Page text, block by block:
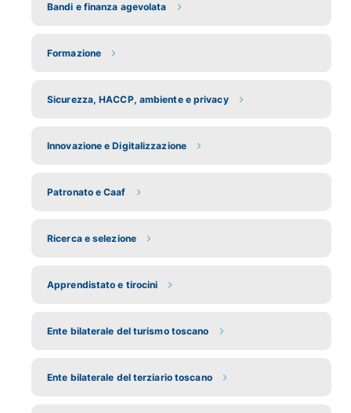
Bandi e finanza agevolata
Formazione
Sicurezza, HACCP, ambiente e privacy
Innovazione e Digitalizzazione
Patronato e Caaf
Ricerca e selezione
Apprendistato e tirocini
Ente bilaterale del turismo toscano
Ente bilaterale del terziario toscano